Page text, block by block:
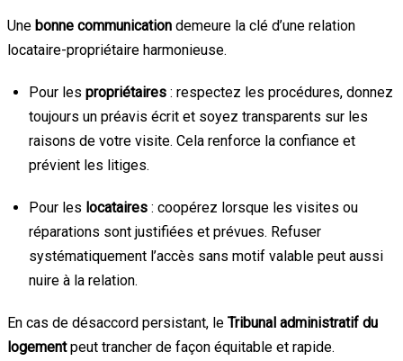
Une bonne communication demeure la clé d’une relation
locataire-propriétaire harmonieuse.
Pour les propriétaires : respectez les procédures, donnez
toujours un préavis écrit et soyez transparents sur les
raisons de votre visite. Cela renforce la confiance et
prévient les litiges.
Pour les locataires : coopérez lorsque les visites ou
réparations sont justifiées et prévues. Refuser
systématiquement l’accès sans motif valable peut aussi
nuire à la relation.
En cas de désaccord persistant, le Tribunal administratif du
logementpeut trancher de façon équitable et rapide.